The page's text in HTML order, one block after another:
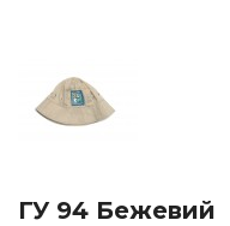
ГУ 94 Бежевий